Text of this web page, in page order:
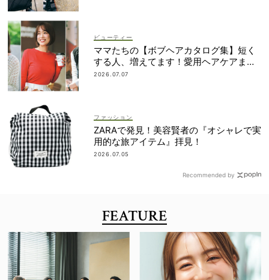
ビューティー
ママたちの【ボブヘアカタログ集】短く
する人、増えてます！愛用ヘアケアまで
全部見せ
2026.07.07
ファッション
ZARAで発見！美容賢者の『オシャレで実
用的な旅アイテム』拝見！
2026.07.05
Recommended by
FEATURE